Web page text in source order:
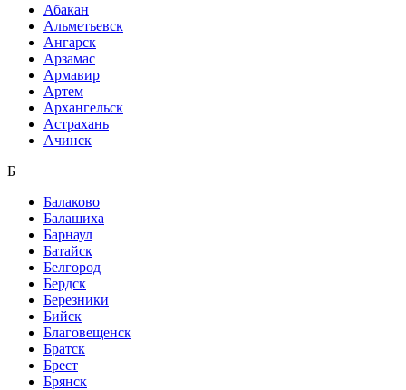
Абакан
Альметьевск
Ангарск
Арзамас
Армавир
Артем
Архангельск
Астрахань
Ачинск
Б
Балаково
Балашиха
Барнаул
Батайск
Белгород
Бердск
Березники
Бийск
Благовещенск
Братск
Брест
Брянск